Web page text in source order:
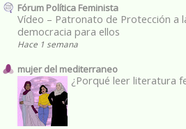
Fórum Política Feminista
Vídeo – Patronato de Protección a
democracia para ellos
Hace 1 semana
mujer del mediterraneo
¿Porqué leer literatura